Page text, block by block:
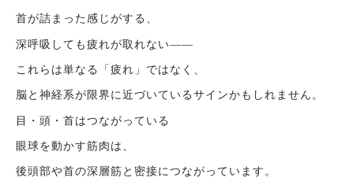
首が詰まった感じがする、
深呼吸しても疲れが取れない——
これらは単なる「疲れ」ではなく、
脳と神経系が限界に近づいているサインかもしれません。
目・頭・首はつながっている
眼球を動かす筋肉は、
後頭部や首の深層筋と密接につながっています。